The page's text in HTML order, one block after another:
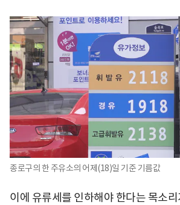
종로구의 한 주유소의 어제(18)일 기준 기름값
이에 유류세를 인하해야 한다는 목소리